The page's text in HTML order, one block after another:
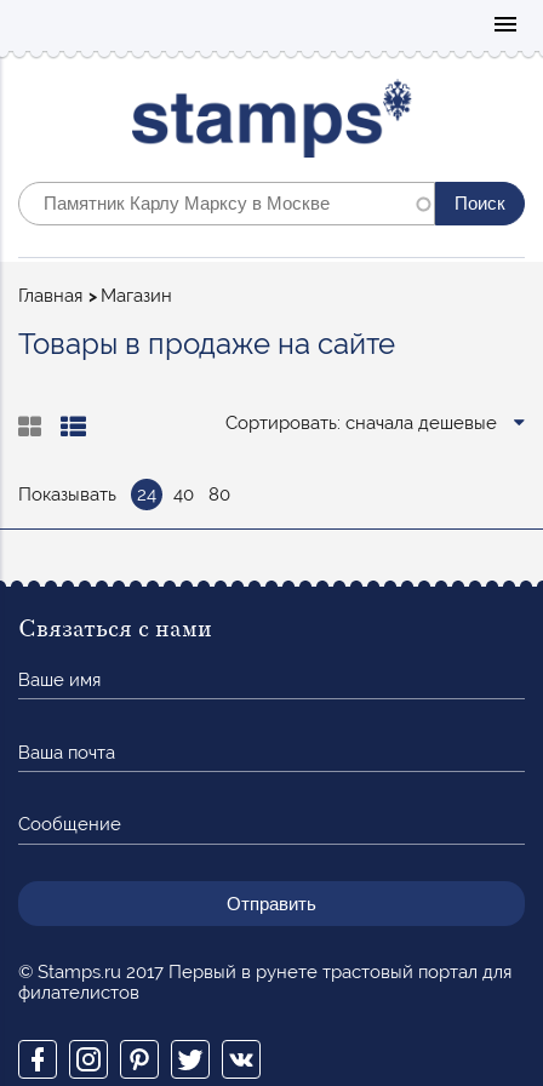
menu
Строка
Главная Магазин
Товары в продаже на сайте
Сортировать: сначала дешевые
Показывать 24 40 80
© Stamps.ru 2017 Первый в рунете трастовый портал для
филателистов
Связаться с нами
имя
почта
Сообщение